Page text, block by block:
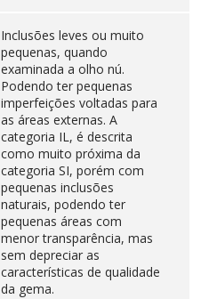
Inclusões leves ou muito
pequenas, quando
examinada a olho nú.
Podendo ter pequenas
imperfeições voltadas para
as áreas externas. A
categoria IL, é descrita
como muito próxima da
categoria SI, porém com
pequenas inclusões
naturais, podendo ter
pequenas áreas com
menor transparência, mas
sem depreciar as
características de qualidade
da gema.